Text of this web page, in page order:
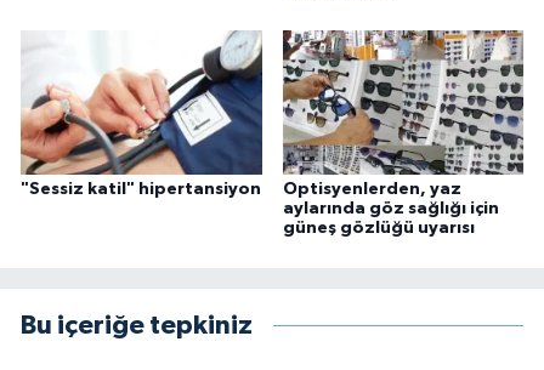
"Sessiz katil" hipertansiyon
Optisyenlerden, yaz
aylarında göz sağlığı için
güneş gözlüğü uyarısı
Bu içeriğe tepkiniz